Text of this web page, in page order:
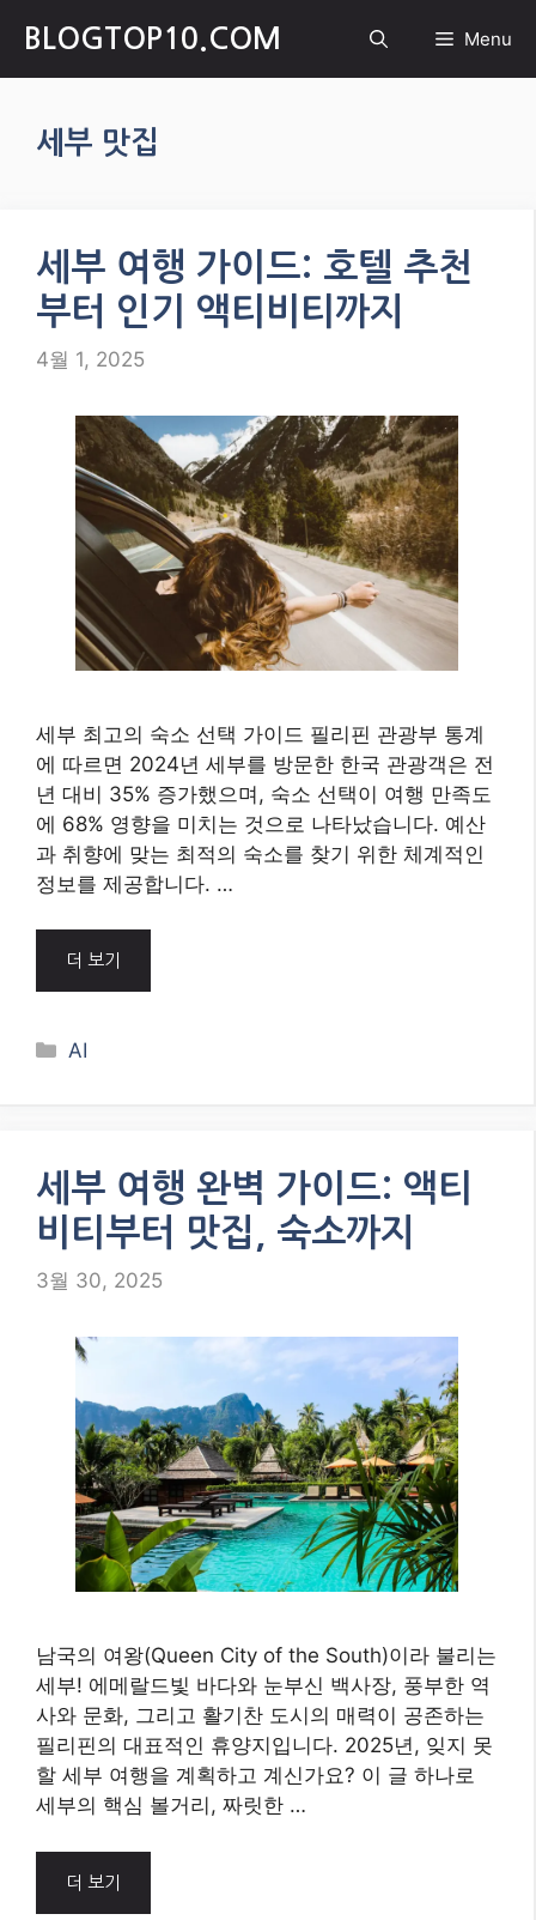
content
BLOGTOP10.COM Menu
세부 맛집
세부 여행 가이드: 호텔 추천
부터 인기 액티비티까지
4월 1, 2025
세부 최고의 숙소 선택 가이드 필리핀 관광부 통계
에 따르면 2024년 세부를 방문한 한국 관광객은 전
년 대비 35% 증가했으며, 숙소 선택이 여행 만족도
에 68% 영향을 미치는 것으로 나타났습니다. 예산
과 취향에 맞는 최적의 숙소를 찾기 위한 체계적인
정보를 제공합니다. …
더 보기
Categories
AI
세부 여행 완벽 가이드: 액티
비티부터 맛집, 숙소까지
3월 30, 2025
남국의 여왕(Queen City of the South)이라 불리는
세부! 에메랄드빛 바다와 눈부신 백사장, 풍부한 역
사와 문화, 그리고 활기찬 도시의 매력이 공존하는
필리핀의 대표적인 휴양지입니다. 2025년, 잊지 못
할 세부 여행을 계획하고 계신가요? 이 글 하나로
세부의 핵심 볼거리, 짜릿한 …
더 보기